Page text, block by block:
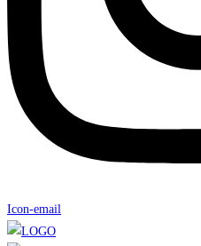
Icon-email